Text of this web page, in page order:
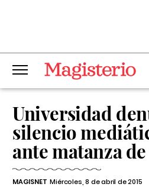
Universidad
silencio
ante matanza
MAGISNET Miércoles, 8 de abril de 2015